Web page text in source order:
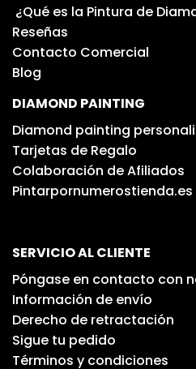
¿Qué es la Pintura de
Reseñas
Contacto Comercial
Blog
DIAMOND PAINTING
Diamond painting
Tarjetas de Regalo
Colaboración de Afiliados
Pintarpornumerostienda.es
SERVICIO AL CLIENTE
Póngase en contacto con
Información de envío
Derecho de retractación
Sigue tu pedido
Términos y condiciones